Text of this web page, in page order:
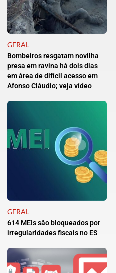
GERAL
Bombeiros resgatam novilha
presa em ravina há dois dias
em área de difícil acesso em
Afonso Cláudio; veja vídeo
GERAL
614 MEIs são bloqueados por
irregularidades fiscais no ES